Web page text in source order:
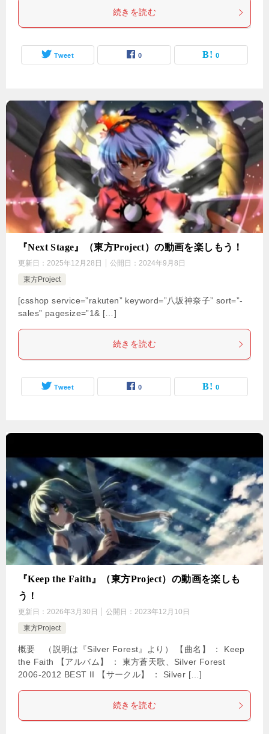
続きを読む
Tweet 0 0
『Next Stage』（東方Project）の動画を楽しもう！
更新日： 2025年12月28日 公開日： 2024年9月8日
東方Project
[csshop service=”rakuten” keyword=”八坂神奈子” sort=”-
sales” pagesize=”1& […]
続きを読む
Tweet 0 0
『Keep the Faith』（東方Project）の動画を楽しも
う！
更新日： 2026年3月30日 公開日： 2023年12月10日
東方Project
概要 （説明は『Silver Forest』より） 【曲名】 ： Keep
the Faith 【アルバム】 ： 東方蒼天歌、Silver Forest
2006-2012 BEST II 【サークル】 ： Silver […]
続きを読む